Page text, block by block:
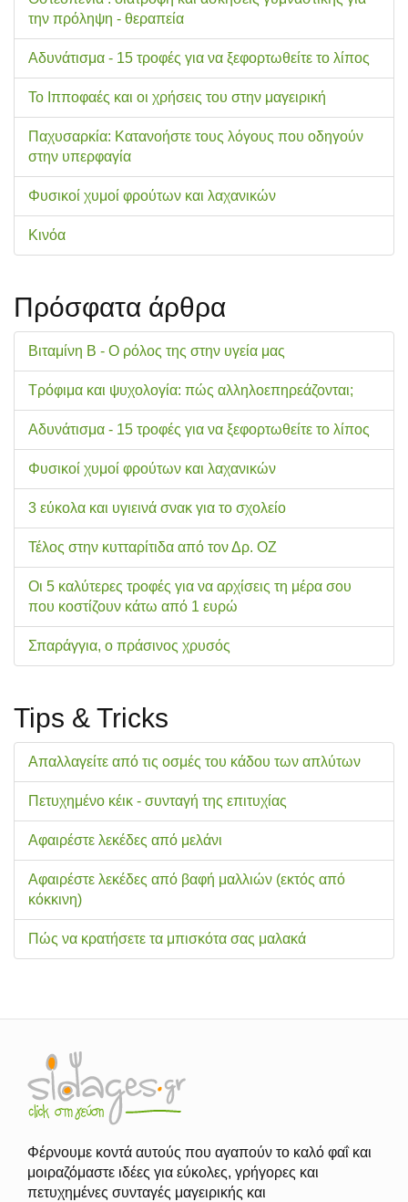
την πρόληψη - θεραπεία
Αδυνάτισμα - 15 τροφές για να ξεφορτωθείτε το λίπος
Το Ιπποφαές και οι χρήσεις του στην μαγειρική
Παχυσαρκία: Κατανοήστε τους λόγους που οδηγούν
στην υπερφαγία
Φυσικοί χυμοί φρούτων και λαχανικών
Κινόα
Πρόσφατα άρθρα
Βιταμίνη Β - Ο ρόλος της στην υγεία μας
Τρόφιμα και ψυχολογία: πώς αλληλοεπηρεάζονται;
Αδυνάτισμα - 15 τροφές για να ξεφορτωθείτε το λίπος
Φυσικοί χυμοί φρούτων και λαχανικών
3 εύκολα και υγιεινά σνακ για το σχολείo
Τέλος στην κυτταρίτιδα από τον Δρ. ΟΖ
Οι 5 καλύτερες τροφές για να αρχίσεις τη μέρα σου
που κοστίζουν κάτω από 1 ευρώ
Σπαράγγια, ο πράσινος χρυσός
Tips & Tricks
Απαλλαγείτε από τις οσμές του κάδου των απλύτων
Πετυχημένο κέικ - συνταγή της επιτυχίας
Αφαιρέστε λεκέδες από μελάνι
Αφαιρέστε λεκέδες από βαφή μαλλιών (εκτός από
κόκκινη)
Πώς να κρατήσετε τα μπισκότα σας μαλακά
Φέρνουμε κοντά αυτούς που αγαπούν το καλό φαΐ και
μοιραζόμαστε ιδέες για εύκολες, γρήγορες και
πετυχημένες συνταγές μαγειρικής και